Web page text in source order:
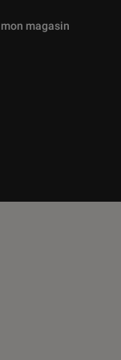
proposées
magasin